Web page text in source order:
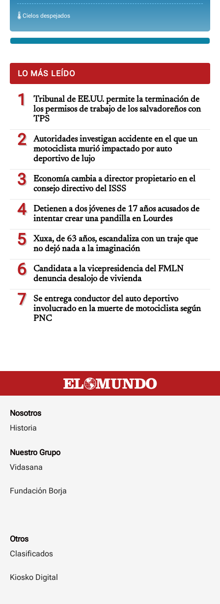
🌡️ Cielos despejados
LO MÁS LEÍDO
1
Tribunal de EE.UU. permite la terminación de
los permisos de trabajo de los salvadoreños con
TPS
2
Autoridades investigan accidente en el que un
motociclista murió impactado por auto
deportivo de lujo
3
Economía cambia a director propietario en el
consejo directivo del ISSS
4
Detienen a dos jóvenes de 17 años acusados de
intentar crear una pandilla en Lourdes
5
Xuxa, de 63 años, escandaliza con un traje que
no dejó nada a la imaginación
6
Candidata a la vicepresidencia del FMLN
denuncia desalojo de vivienda
7
Se entrega conductor del auto deportivo
involucrado en la muerte de motociclista según
PNC
Nosotros
Historia
Nuestro Grupo
Vidasana
Fundación Borja
Otros
Clasificados
Kiosko Digital